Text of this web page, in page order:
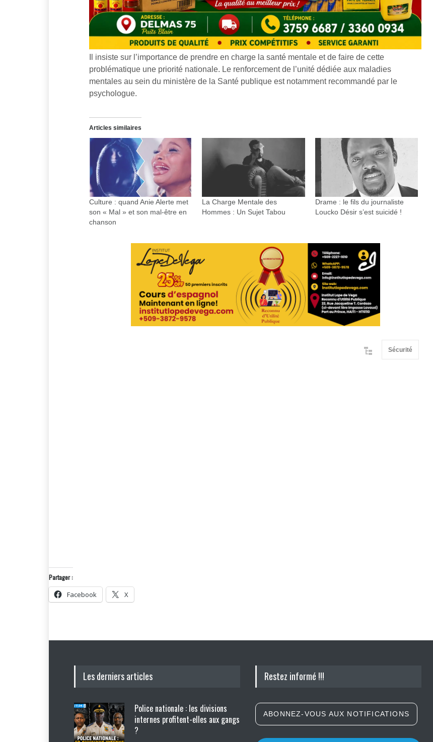
Il insiste sur l’importance de prendre en charge la santé mentale et de faire de cette
problématique une priorité nationale. Le renforcement de l’unité dédiée aux maladies
mentales au sein du ministère de la Santé publique est notamment recommandé par le
psychologue.
Articles similaires
Culture : quand Anie Alerte met
son « Mal » et son mal-être en
chanson
La Charge Mentale des
Hommes : Un Sujet Tabou
Drame : le fils du journaliste
Loucko Désir s’est suicidé !
Sécurité
Partager :
Facebook X
Les derniers articles
Police nationale : les divisions
internes profitent-elles aux gangs
?
Restez informé !!!
ABONNEZ-VOUS AUX NOTIFICATIONS